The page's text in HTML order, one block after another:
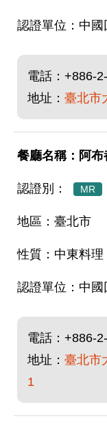
中國
電話： +886-
地址： 臺北市
阿
MR
臺北市
中東料理
中國
電話： +886-
地址： 臺北市
1